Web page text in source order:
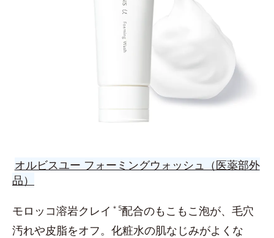
オルビスユー フォーミングウォッシュ（医薬部外
品）
モロッコ溶岩クレイ ＊5配合のもこもこ泡が、毛穴
汚れや皮脂をオフ。化粧水の肌なじみがよくな